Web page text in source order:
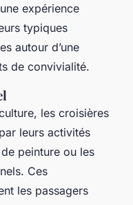
expérience
typiques
autour d’une
de convivialité.
les croisières
leurs activités
peinture ou les
Ces
les passagers